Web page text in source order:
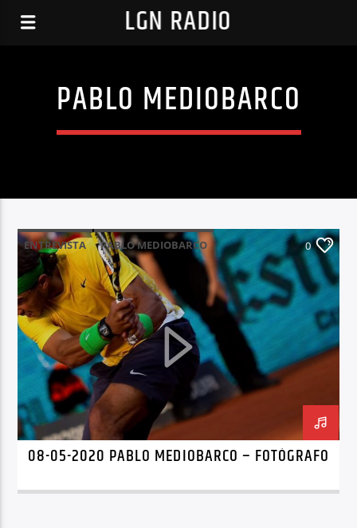
LGN RADIO
PABLO MEDIOBARCO
ENTREVISTA PABLO MEDIOBARCO 0
08-05-2020 PABLO MEDIOBARCO – FOTÓGRAFO